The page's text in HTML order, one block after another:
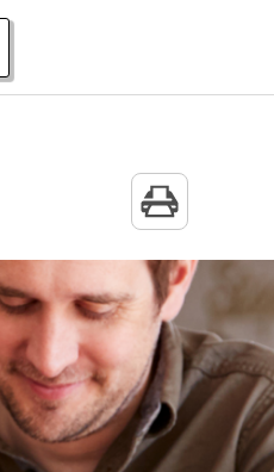
zoekveld